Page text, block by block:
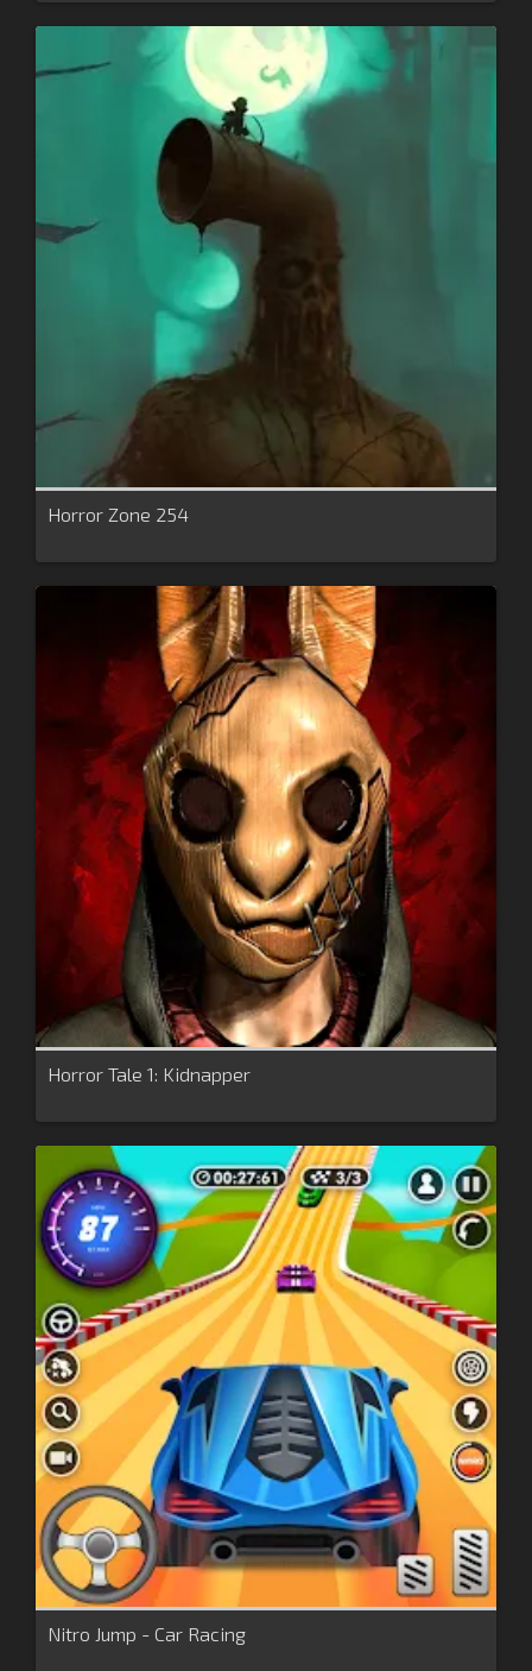
Horror Zone 254
Horror Tale 1: Kidnapper
Nitro Jump - Car Racing